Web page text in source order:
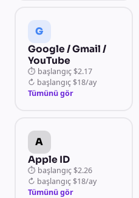
G
Google / Gmail /
YouTube
⏱ başlangıç $2.17
↻ başlangıç $18/ay
Tümünü gör
A
Apple ID
⏱ başlangıç $2.26
↻ başlangıç $18/ay
Tümünü gör